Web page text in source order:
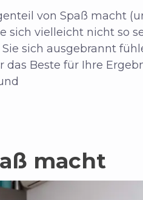
von Spaß macht
sich vielleicht nicht so
sich ausgebrannt
Beste für Ihre
macht